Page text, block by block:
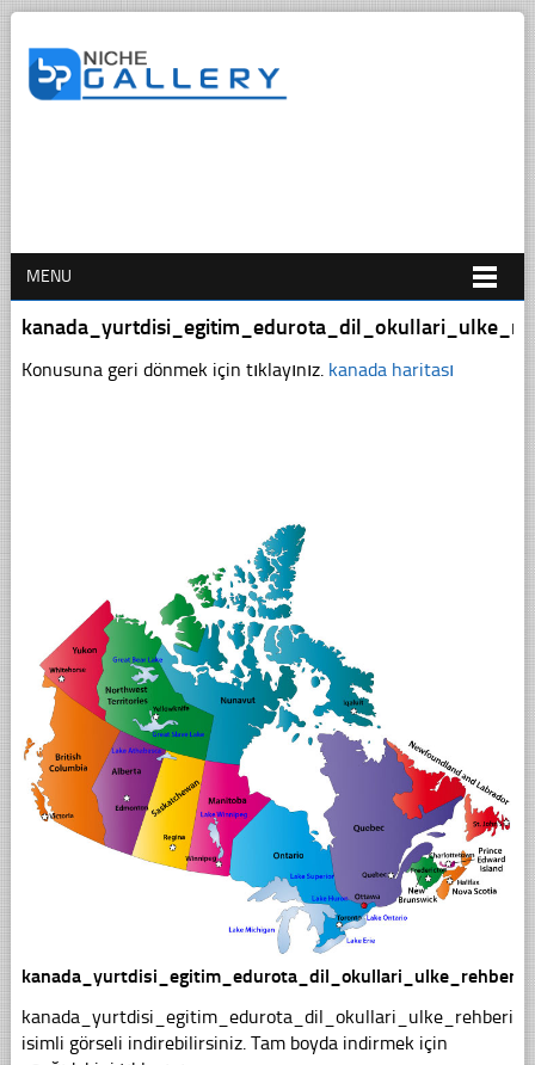
MENU
Konusuna geri dönmek için tıklayınız. kanada haritası
isimli görseli indirebilirsiniz. Tam boyda indirmek için